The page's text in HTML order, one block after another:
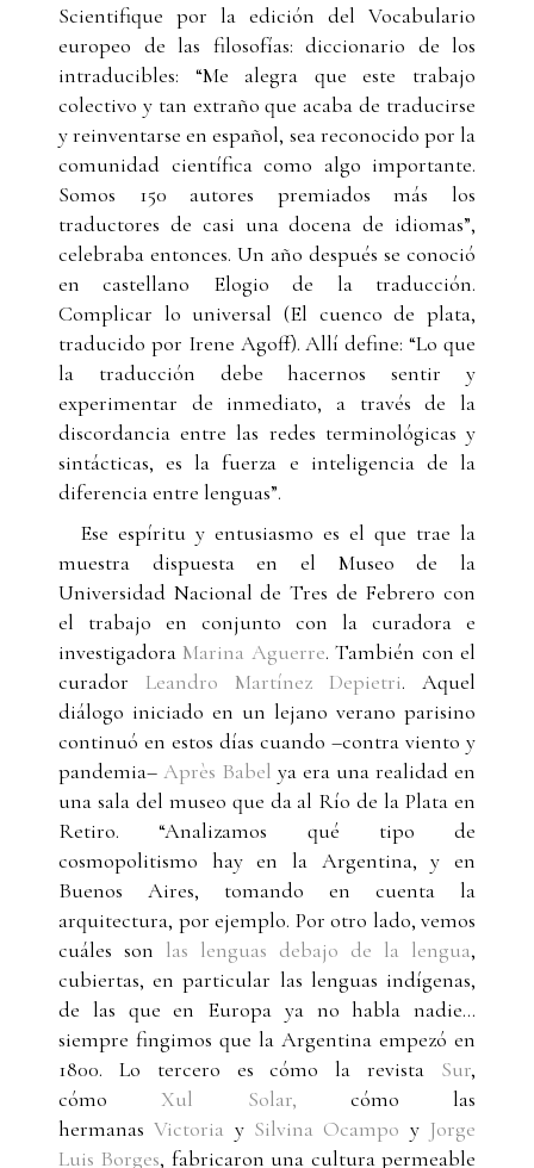
Scientifique por la edición del Vocabulario
europeo de las filosofías: diccionario de los
intraducibles: “Me alegra que este trabajo
colectivo y tan extraño que acaba de traducirse
y reinventarse en español, sea reconocido por la
comunidad científica como algo importante.
Somos 150 autores premiados más los
traductores de casi una docena de idiomas”,
celebraba entonces. Un año después se conoció
en castellano Elogio de la traducción.
Complicar lo universal (El cuenco de plata,
traducido por Irene Agoff). Allí define: “Lo que
la traducción debe hacernos sentir y
experimentar de inmediato, a través de la
discordancia entre las redes terminológicas y
sintácticas, es la fuerza e inteligencia de la
diferencia entre lenguas”.
Ese espíritu y entusiasmo es el que trae la
muestra dispuesta en el Museo de la
Universidad Nacional de Tres de Febrero con
el trabajo en conjunto con la curadora e
investigadora Marina Aguerre. También con el
curador Leandro Martínez Depietri. Aquel
diálogo iniciado en un lejano verano parisino
continuó en estos días cuando –contra viento y
pandemia– Après Babel ya era una realidad en
una sala del museo que da al Río de la Plata en
Retiro. “Analizamos qué tipo de
cosmopolitismo hay en la Argentina, y en
Buenos Aires, tomando en cuenta la
arquitectura, por ejemplo. Por otro lado, vemos
cuáles son las lenguas debajo de la lengua,
cubiertas, en particular las lenguas indígenas,
de las que en Europa ya no habla nadie…
siempre fingimos que la Argentina empezó en
1800. Lo tercero es cómo la revista Sur,
cómo Xul Solar, cómo las
hermanasVictoria y Silvina Ocampo yJorge
Luis Borges, fabricaron una cultura permeable